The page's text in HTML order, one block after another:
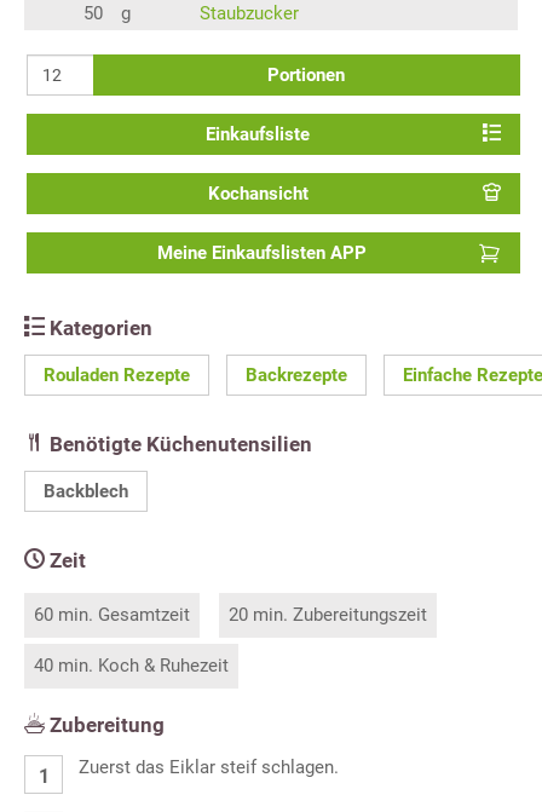
50
g Staubzucker
Portionen
Einkaufsliste
Kochansicht
Meine Einkaufslisten APP
Kategorien
Rouladen Rezepte Backrezepte Einfache Rezepte
Benötigte Küchenutensilien
Backblech
Zeit
60 min. Gesamtzeit 20 min. Zubereitungszeit
40 min. Koch & Ruhezeit
Zubereitung
Zuerst das Eiklar steif schlagen.